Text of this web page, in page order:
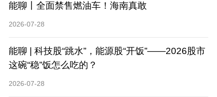
能聊丨全面禁售燃油车！海南真敢
2026-07-28
能聊 | 科技股“跳水”，能源股“开饭”——2026股市
这碗“稳”饭怎么吃的？
2026-07-28